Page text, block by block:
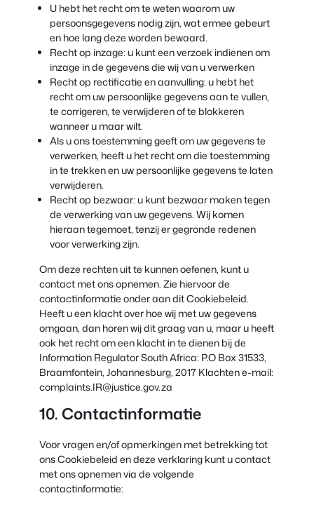
U hebt het recht om te weten waarom uw
persoonsgegevens nodig zijn, wat ermee gebeurt
en hoe lang deze worden bewaard.
Recht op inzage: u kunt een verzoek indienen om
inzage in de gegevens die wij van u verwerken
Recht op rectificatie en aanvulling: u hebt het
recht om uw persoonlijke gegevens aan te vullen,
te corrigeren, te verwijderen of te blokkeren
wanneer u maar wilt.
Als u ons toestemming geeft om uw gegevens te
verwerken, heeft u het recht om die toestemming
in te trekken en uw persoonlijke gegevens te laten
verwijderen.
Recht op bezwaar: u kunt bezwaar maken tegen
de verwerking van uw gegevens. Wij komen
hieraan tegemoet, tenzij er gegronde redenen
voor verwerking zijn.
Om deze rechten uit te kunnen oefenen, kunt u
contact met ons opnemen. Zie hiervoor de
contactinformatie onder aan dit Cookiebeleid.
Heeft u een klacht over hoe wij met uw gegevens
omgaan, dan horen wij dit graag van u, maar u heeft
ook het recht om een klacht in te dienen bij de
Information Regulator South Africa: P.O Box 31533,
Braamfontein, Johannesburg, 2017 Klachten e-mail:
complaints.IR@justice.gov.za
10. Contactinformatie
Voor vragen en/of opmerkingen met betrekking tot
ons Cookiebeleid en deze verklaring kunt u contact
met ons opnemen via de volgende
contactinformatie: